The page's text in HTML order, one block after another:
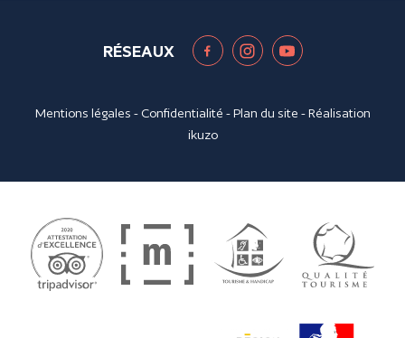
RÉSEAUX
Mentions légales - Confidentialité -Plan du site - Réalisation
ikuzo